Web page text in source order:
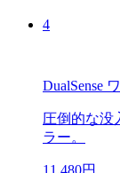
4
DualSense
圧倒的な没
ラー。
11,480円